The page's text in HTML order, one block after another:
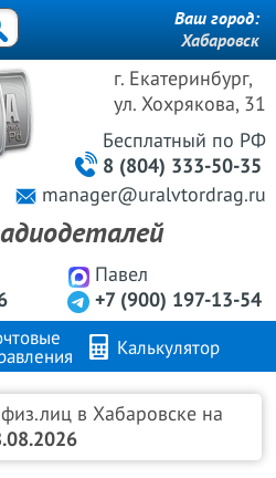
г. Екатеринбург,
ул. Хохрякова, 31
Павел
+7 (900) 197-13-54
Бесплатный по РФ
8 (804) 333-50-35
manager@uralvtordrag.ru
Ваш город:
Хабаровск
Калькулятор
Контакты
в Хабаровске на